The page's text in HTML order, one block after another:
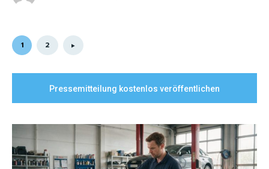
1 2
Pressemitteilung kostenlos veröffentlichen